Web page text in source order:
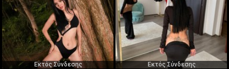
Εκτός Σύνδεσης
Εκτός Σύνδεσης